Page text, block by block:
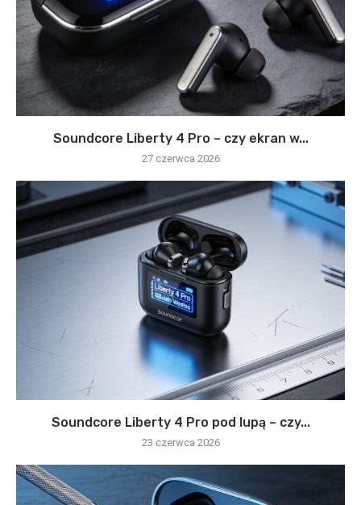
Soundcore Liberty 4 Pro – czy ekran w...
27 czerwca 2026
Soundcore Liberty 4 Pro pod lupą – czy...
23 czerwca 2026